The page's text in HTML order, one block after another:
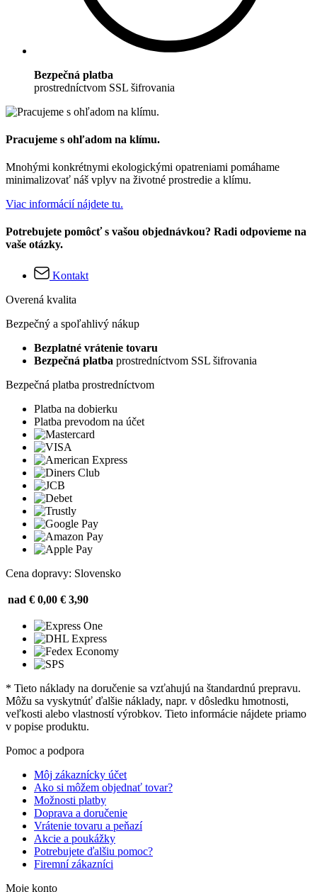
Bezpečná platba
prostredníctvom SSL šifrovania
Pracujeme s ohľadom na klímu.
Mnohými konkrétnymi ekologickými opatreniami pomáhame
minimalizovať náš vplyv na životné prostredie a klímu.
Viac informácií nájdete tu.
Potrebujete pomôcť s vašou objednávkou? Radi odpovieme na
vaše otázky.
Kontakt
Overená kvalita
Bezpečný a spoľahlivý nákup
Bezplatné vrátenie tovaru
Bezpečná platba prostredníctvom SSL šifrovania
Bezpečná platba prostredníctvom
Platba na dobierku
Platba prevodom na účet
Cena dopravy: Slovensko
nad € 0,00 € 3,90
* Tieto náklady na doručenie sa vzťahujú na štandardnú prepravu.
Môžu sa vyskytnúť ďalšie náklady, napr. v dôsledku hmotnosti,
veľkosti alebo vlastností výrobkov. Tieto informácie nájdete priamo
v popise produktu.
Pomoc a podpora
Môj zákaznícky účet
Ako si môžem objednať tovar?
Možnosti platby
Doprava a doručenie
Vrátenie tovaru a peňazí
Akcie a poukážky
Potrebujete ďalšiu pomoc?
Firemní zákazníci
Moje konto